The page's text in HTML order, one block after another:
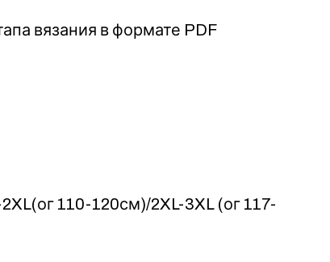
вязания в формате PDF
110-120см)/2XL-3XL (ог 117-